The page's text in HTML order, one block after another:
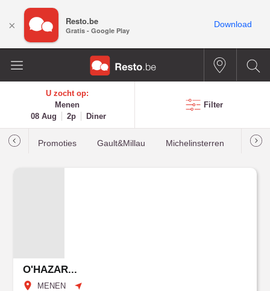
U zocht op:
Menen
08 Aug
2p Diner
Filter
Promoties Gault&Millau Michelinsterren
O'HAZAR...
MENEN
× Resto.be
Gratis - Google Play
Download